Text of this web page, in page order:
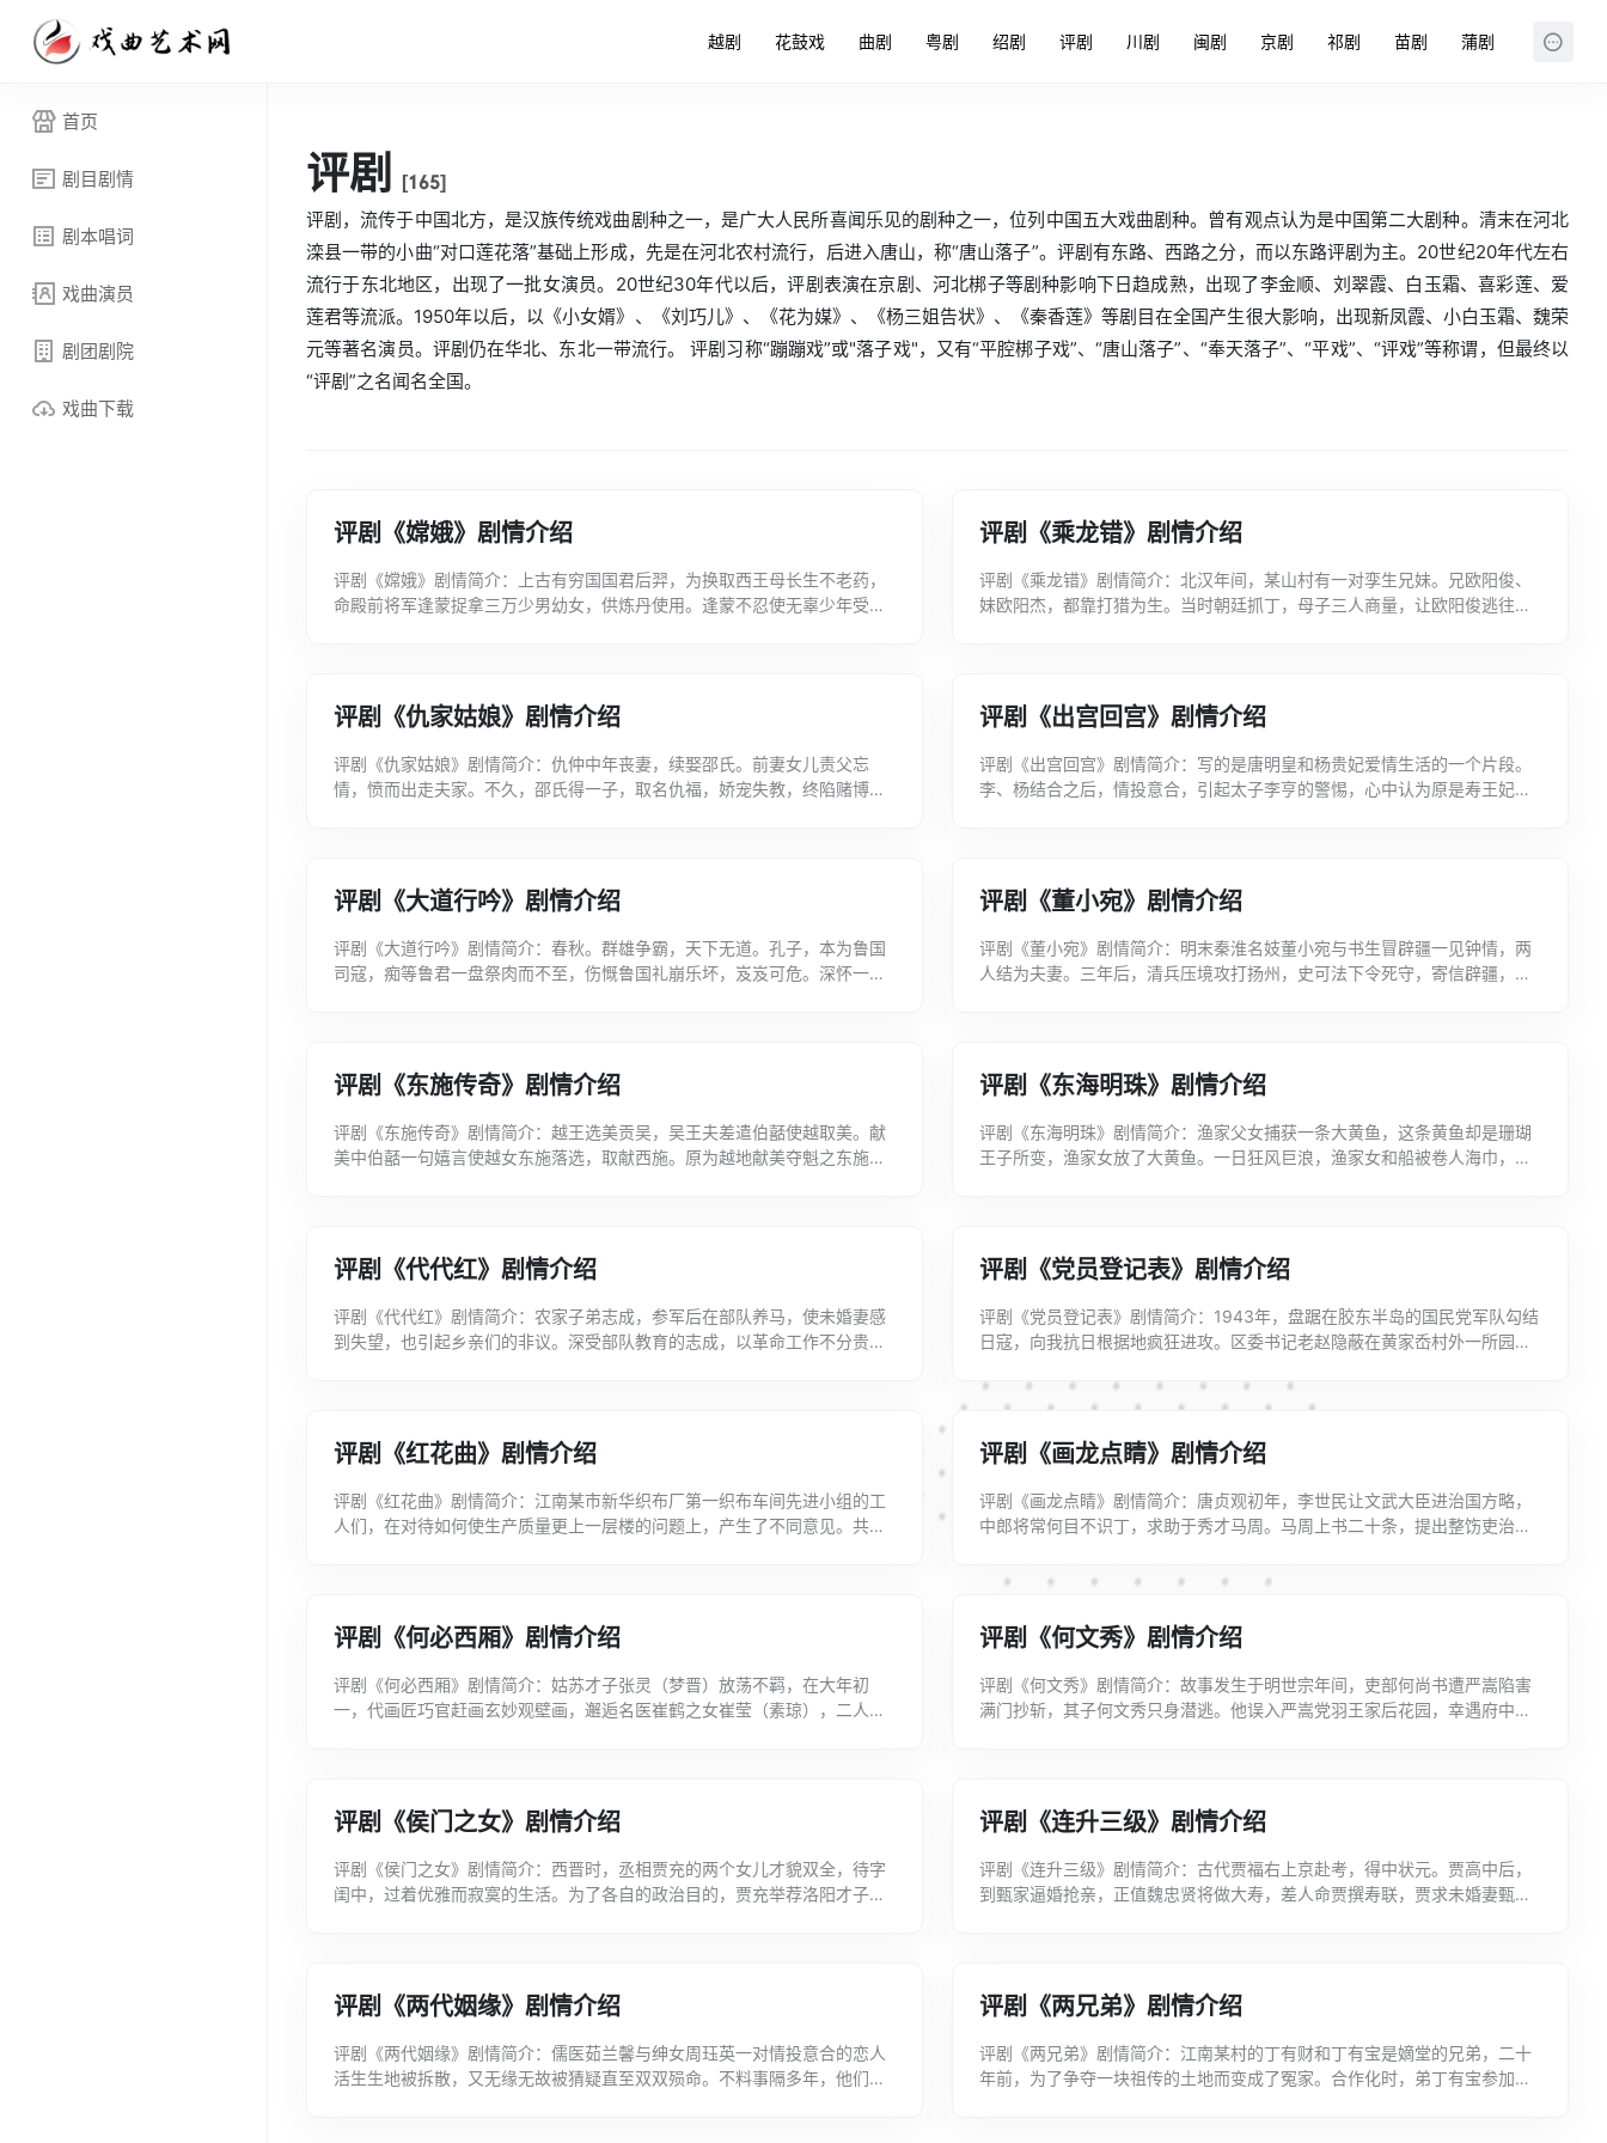
越剧 花鼓戏 曲剧 粤剧 绍剧 评剧 川剧 闽剧 京剧 祁剧 苗剧 蒲剧
首页
剧目剧情
剧本唱词
戏曲演员
剧团剧院
戏曲下载
评剧
[165]
评剧，流传于中国北方，是汉族传统戏曲剧种之一，是广大人民所喜闻乐见的剧种之一，位列中国五大戏曲剧种。曾有观点认为是中国第二大剧种。清末在河北
滦县一带的小曲“对口莲花落”基础上形成，先是在河北农村流行，后进入唐山，称“唐山落子”。评剧有东路、西路之分，而以东路评剧为主。20世纪20年代左右
流行于东北地区，出现了一批女演员。20世纪30年代以后，评剧表演在京剧、河北梆子等剧种影响下日趋成熟，出现了李金顺、刘翠霞、白玉霜、喜彩莲、爱
莲君等流派。1950年以后，以《小女婿》、《刘巧儿》、《花为媒》、《杨三姐告状》、《秦香莲》等剧目在全国产生很大影响，出现新凤霞、小白玉霜、魏荣
元等著名演员。评剧仍在华北、东北一带流行。 评剧习称“蹦蹦戏”或"落子戏"，又有“平腔梆子戏”、“唐山落子”、“奉天落子”、“平戏”、“评戏”等称谓，但最终以
“评剧”之名闻名全国。
评剧《嫦娥》剧情介绍
评剧《嫦娥》剧情简介：上古有穷国国君后羿，为换取西王母长生不老药，
命殿前将军逢蒙捉拿三万少男幼女，供炼丹使用。逢蒙不忍使无辜少年受害
评剧《乘龙错》剧情介绍
评剧《乘龙错》剧情简介：北汉年间，某山村有一对孪生兄妹。兄欧阳俊、
妹欧阳杰，都靠打猎为生。当时朝廷抓丁，母子三人商量，让欧阳俊逃往舅
评剧《仇家姑娘》剧情介绍
评剧《仇家姑娘》剧情简介：仇仲中年丧妻，续娶邵氏。前妻女儿责父忘
情，愤而出走夫家。不久，邵氏得一子，取名仇福，娇宠失教，终陷赌博而
评剧《出宫回宫》剧情介绍
评剧《出宫回宫》剧情简介：写的是唐明皇和杨贵妃爱情生活的一个片段。
李、杨结合之后，情投意合，引起太子李亨的警惕，心中认为原是寿王妃的
评剧《大道行吟》剧情介绍
评剧《大道行吟》剧情简介：春秋。群雄争霸，天下无道。孔子，本为鲁国
司寇，痴等鲁君一盘祭肉而不至，伤慨鲁国礼崩乐坏，岌岌可危。深怀一腔
评剧《董小宛》剧情介绍
评剧《董小宛》剧情简介：明末秦淮名妓董小宛与书生冒辟疆一见钟情，两
人结为夫妻。三年后，清兵压境攻打扬州，史可法下令死守，寄信辟疆，命
评剧《东施传奇》剧情介绍
评剧《东施传奇》剧情简介：越王选美贡吴，吴王夫差遣伯嚭使越取美。献
美中伯嚭一句嬉言使越女东施落选，取献西施。原为越地献美夺魁之东施，
评剧《东海明珠》剧情介绍
评剧《东海明珠》剧情简介：渔家父女捕获一条大黄鱼，这条黄鱼却是珊瑚
王子所变，渔家女放了大黄鱼。一日狂风巨浪，渔家女和船被卷人海巾，渔
评剧《代代红》剧情介绍
评剧《代代红》剧情简介：农家子弟志成，参军后在部队养马，使未婚妻感
到失望，也引起乡亲们的非议。深受部队教育的志成，以革命工作不分贵贱
评剧《党员登记表》剧情介绍
评剧《党员登记表》剧情简介：1943年，盘踞在胶东半岛的国民党军队勾结
日寇，向我抗日根据地疯狂进攻。区委书记老赵隐蔽在黄家岙村外一所园屋
评剧《红花曲》剧情介绍
评剧《红花曲》剧情简介：江南某市新华织布厂第一织布车间先进小组的工
人们，在对待如何使生产质量更上一层楼的问题上，产生了不同意见。共产
评剧《画龙点睛》剧情介绍
评剧《画龙点睛》剧情简介：唐贞观初年，李世民让文武大臣进治国方略，
中郎将常何目不识丁，求助于秀才马周。马周上书二十条，提出整饬吏治，
评剧《何必西厢》剧情介绍
评剧《何必西厢》剧情简介：姑苏才子张灵（梦晋）放荡不羁，在大年初
一，代画匠巧官赶画玄妙观壁画，邂逅名医崔鹤之女崔莹（素琼），二人互
评剧《何文秀》剧情介绍
评剧《何文秀》剧情简介：故事发生于明世宗年间，吏部何尚书遭严嵩陷害
满门抄斩，其子何文秀只身潜逃。他误入严嵩党羽王家后花园，幸遇府中千
评剧《侯门之女》剧情介绍
评剧《侯门之女》剧情简介：西晋时，丞相贾充的两个女儿才貌双全，待字
闺中，过着优雅而寂寞的生活。为了各自的政治目的，贾充举荐洛阳才子韩
评剧《连升三级》剧情介绍
评剧《连升三级》剧情简介：古代贾福右上京赴考，得中状元。贾高中后，
到甄家逼婚抢亲，正值魏忠贤将做大寿，差人命贾撰寿联，贾求未婚妻甄似
评剧《两代姻缘》剧情介绍
评剧《两代姻缘》剧情简介：儒医茹兰馨与绅女周珏英一对情投意合的恋人
活生生地被拆散，又无缘无故被猜疑直至双双殒命。不料事隔多年，他们的
评剧《两兄弟》剧情介绍
评剧《两兄弟》剧情简介：江南某村的丁有财和丁有宝是嫡堂的兄弟，二十
年前，为了争夺一块祖传的土地而变成了冤家。合作化时，弟丁有宝参加了